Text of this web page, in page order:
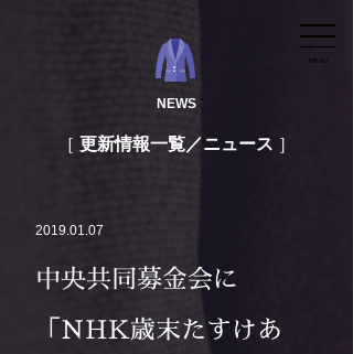
NEWS
更新情報一覧／ニュース
2019.01.07
中央共同募金会に
「NHK歳末たすけあ